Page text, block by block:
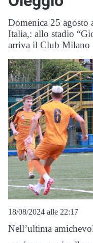
Domenica 25
Italia,: allo stadio
arriva il Club Milano
18/08/2024 alle 22:17
Nell’ultima